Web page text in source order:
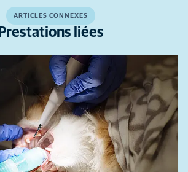
ARTICLES CONNEXES
Prestations liées